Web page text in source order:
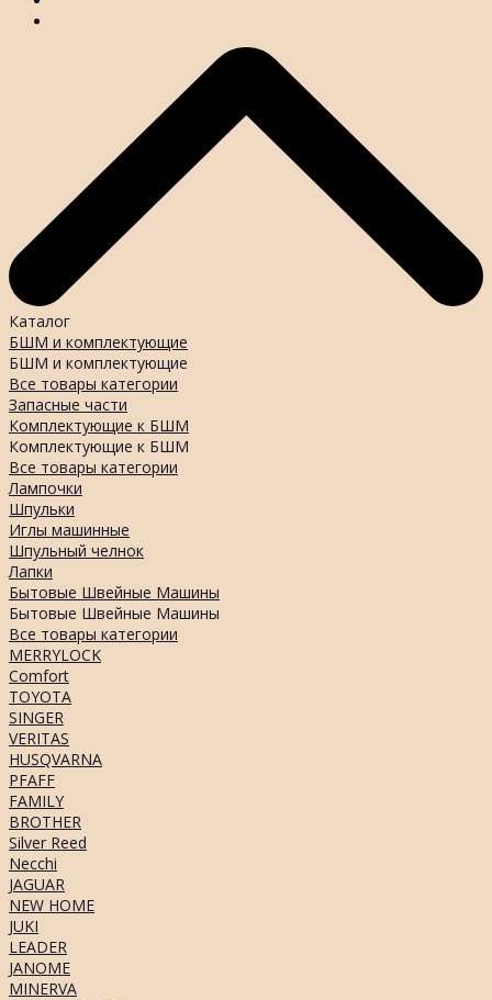
Каталог
БШМ и комплектующие
БШМ и комплектующие
Все товары категории
Запасные части
Комплектующие к БШМ
Комплектующие к БШМ
Все товары категории
Лампочки
Шпульки
Иглы машинные
Шпульный челнок
Лапки
Бытовые Швейные Машины
Бытовые Швейные Машины
Все товары категории
MERRYLOCK
Comfort
TOYOTA
SINGER
VERITAS
HUSQVARNA
PFAFF
FAMILY
BROTHER
Silver Reed
Necchi
JAGUAR
NEW HOME
JUKI
LEADER
JANOME
MINERVA